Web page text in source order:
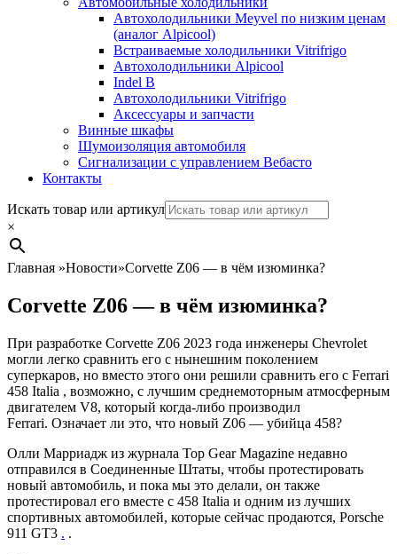
Автохолодильники Meyvel по низким ценам
(аналог Alpicool)
Встраиваемые холодильники Vitrifrigo
Автохолодильники Alpicool
Indel B
Автохолодильники Vitrifrigo
Аксессуары и запчасти
Винные шкафы
Шумоизоляция автомобиля
Сигнализации с управлением Вебасто
Контакты
Search
Искать товар или артикул
×
Главная »Новости»Corvette Z06 — в чём изюминка?
Corvette Z06 — в чём изюминка?
При разработке Corvette Z06 2023 года инженеры Chevrolet
могли легко сравнить его с нынешним поколением
суперкаров, но вместо этого они решили сравнить его с Ferrari
458 Italia , возможно, с лучшим среднемоторным атмосферным
двигателем V8, который когда-либо производил
Ferrari. Означает ли это, что новый Z06 — убийца 458?
Олли Марриадж из журнала Top Gear Magazine недавно
отправился в Соединенные Штаты, чтобы протестировать
новый автомобиль, и пока мы это делали, он также
протестировал его вместе с 458 Italia и одним из лучших
спортивных автомобилей, которые сейчас продаются, Porsche
911 GT3 . .